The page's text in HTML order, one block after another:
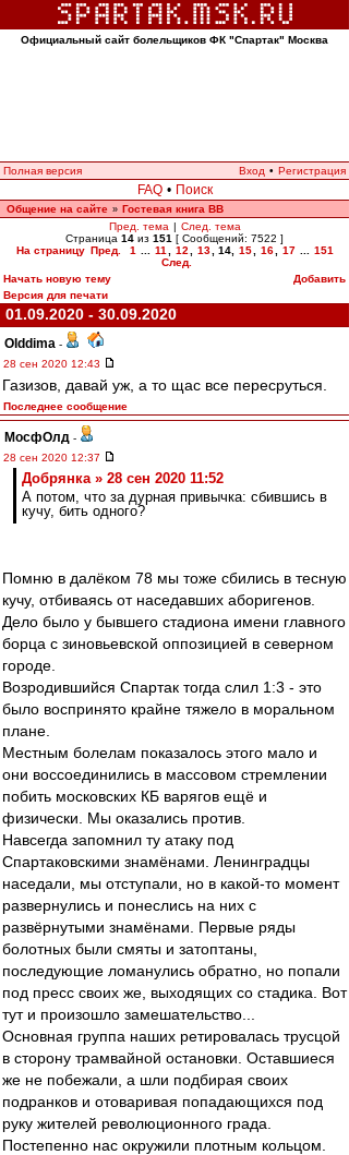
Официальный сайт болельщиков ФК "Спартак" Москва
Полная версия Вход • Регистрация
FAQ • Поиск
Общение на сайте » Гостевая книга ВВ
Пред. тема | След. тема
Страница 14 из 151 [ Сообщений: 7522 ]
На страницу Пред. 1 11 12 13 14, 15 16 17
151
След.
Начать новую тему
Добавить
Версия для печати
01.09.2020 - 30.09.2020
Olddima -
28 сен 2020 12:43
Газизов, давай уж, а то щас все пересруться.
Последнее сообщение
МосфОлд -
28 сен 2020 12:37
Добрянка » 28 сен 2020 11:52
А потом, что за дурная привычка: сбившись в
кучу, бить одного?
Помню в далёком 78 мы тоже сбились в тесную
кучу, отбиваясь от наседавших аборигенов.
Дело было у бывшего стадиона имени главного
борца с зиновьевской оппозицией в северном
городе.
Возродившийся Спартак тогда слил 1:3 - это
было воспринято крайне тяжело в моральном
плане.
Местным болелам показалось этого мало и
они воссоединились в массовом стремлении
побить московских КБ варягов ещё и
физически. Мы оказались против.
Навсегда запомнил ту атаку под
Спартаковскими знамёнами. Ленинградцы
наседали, мы отступали, но в какой-то момент
развернулись и понеслись на них с
развёрнутыми знамёнами. Первые ряды
болотных были смяты и затоптаны,
последующие ломанулись обратно, но попали
под пресс своих же, выходящих со стадика. Вот
тут и произошло замешательство...
Основная группа наших ретировалась трусцой
в сторону трамвайной остановки. Оставшиеся
же не побежали, а шли подбирая своих
подранков и отоваривая попадающихся под
руку жителей революционного града.
Постепенно нас окружили плотным кольцом.